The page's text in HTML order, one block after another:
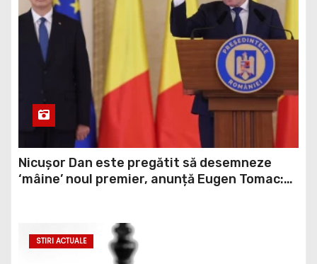
Nicușor Dan este pregătit să desemneze
‘mâine’ noul premier, anunță Eugen Tomac:
STIRI ACTUALE